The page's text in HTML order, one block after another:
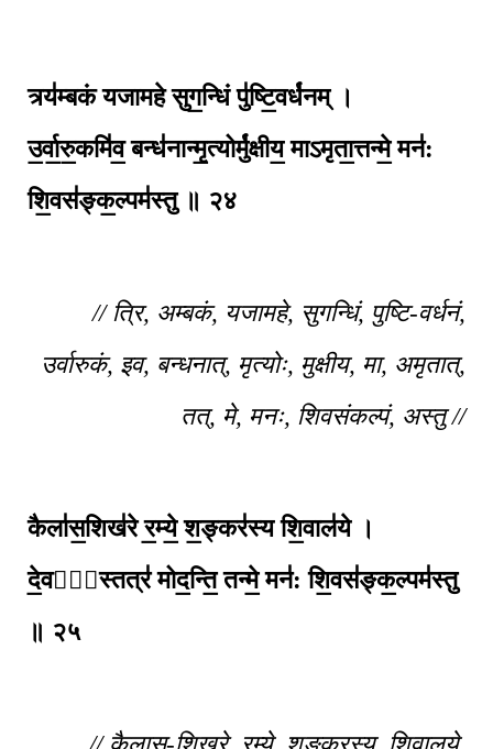
त्र्य॑म्बकं यजामहे सुग॒न्धिं पु॑ष्टि॒वर्ध॑नम् ।
उ॒र्वा॒रु॒कमि॑व॒ बन्ध॑नान्मृ॒त्योर्मु॑क्षीय॒माऽमृता॒त्तन्मे॒ मन॑:
शि॒वस॑ङ्क॒ल्पम॑स्तु ॥ २४
// त्रि, अम्बकं, यजामहे, सुगन्धिं, पुष्टि-वर्धनं,
उर्वारुकं, इव, बन्धनात्, मृत्योः, मुक्षीय, मा, अमृतात्,
तत्, मे, मनः, शिवसंकल्पं, अस्तु //
कैला॑स॒शिख॑रे र॒म्ये॒ श॒ङ्कर॑स्य शि॒वाल॑ये ।
दे॒वता᳚स्तत्र॑ मोद॒न्ति॒ तन्मे॒ मन॑: शि॒वस॑ङ्क॒ल्पम॑स्तु
॥ २५